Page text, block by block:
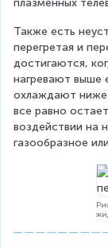
Также есть
перегретая и
достигаются,
нагревают выше
охлаждают ниже
все равно
воздействии на
газообразное